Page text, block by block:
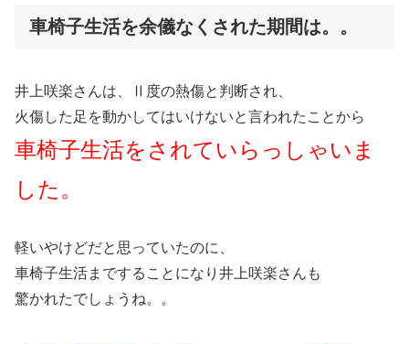
車椅子生活を余儀なくされた期間は。。
井上咲楽さんは、Ⅱ度の熱傷と判断され、
火傷した足を動かしてはいけないと言われたことから
車椅子生活をされていらっしゃいま
した。
軽いやけどだと思っていたのに、
車椅子生活まですることになり井上咲楽さんも
驚かれたでしょうね。。